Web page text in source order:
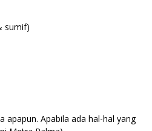
sumif)
apapun. Apabila ada hal-hal yang